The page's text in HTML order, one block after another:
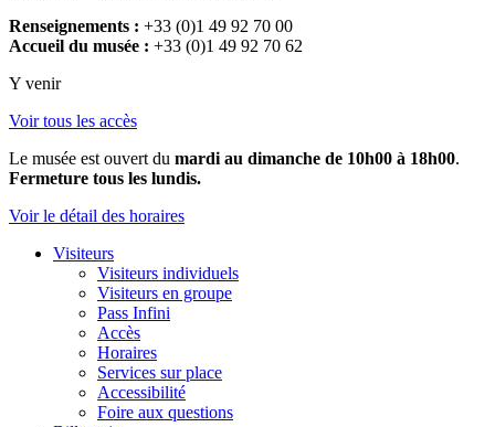
Renseignements : +33 (0)1 49 92 70 00
Accueil du musée : +33 (0)1 49 92 70 62
Y venir
Voir tous les accès
Le musée est ouvert du mardi au dimanche de 10h00 à 18h00.
Fermeture tous les lundis.
Voir le détail des horaires
Visiteurs
Visiteurs individuels
Visiteurs en groupe
Pass Infini
Accès
Horaires
Services sur place
Accessibilité
Foire aux questions